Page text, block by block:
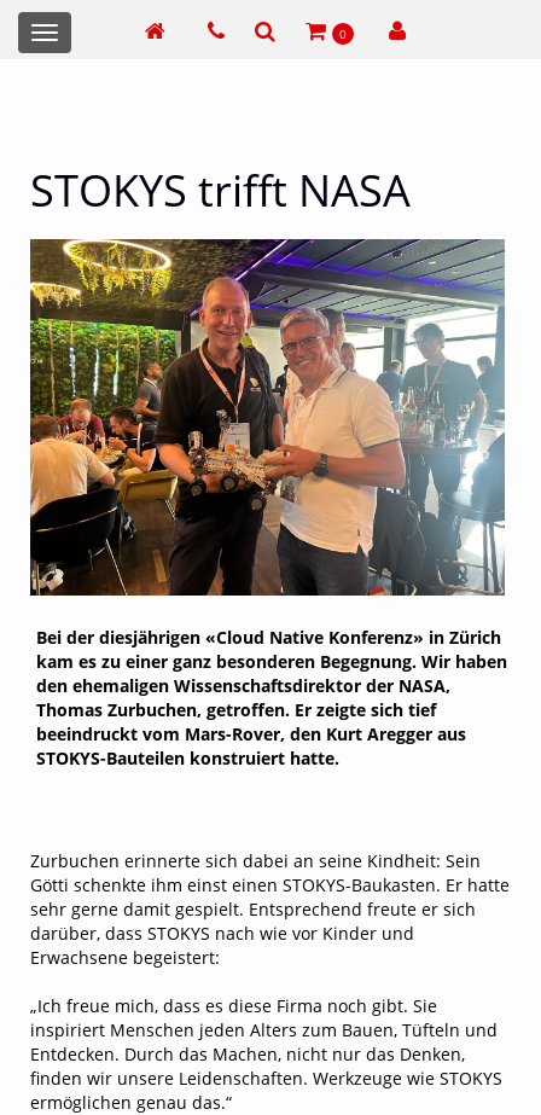
0
Toggle
navigation
STOKYS trifft NASA
Bei der diesjährigen «Cloud Native Konferenz» in Zürich
kam es zu einer ganz besonderen Begegnung. Wir haben
den ehemaligen Wissenschaftsdirektor der NASA,
Thomas Zurbuchen, getroffen. Er zeigte sich tief
beeindruckt vom Mars-Rover, den Kurt Aregger aus
STOKYS-Bauteilen konstruiert hatte.
Zurbuchen erinnerte sich dabei an seine Kindheit: Sein
Götti schenkte ihm einst einen STOKYS-Baukasten. Er hatte
sehr gerne damit gespielt. Entsprechend freute er sich
darüber, dass STOKYS nach wie vor Kinder und
Erwachsene begeistert:
„Ich freue mich, dass es diese Firma noch gibt. Sie
inspiriert Menschen jeden Alters zum Bauen, Tüfteln und
Entdecken. Durch das Machen, nicht nur das Denken,
finden wir unsere Leidenschaften. Werkzeuge wie STOKYS
ermöglichen genau das.“